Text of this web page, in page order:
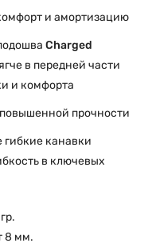
и амортизацию
Charged
в передней части
и комфорта
прочности
канавки
в ключевых
8 мм.